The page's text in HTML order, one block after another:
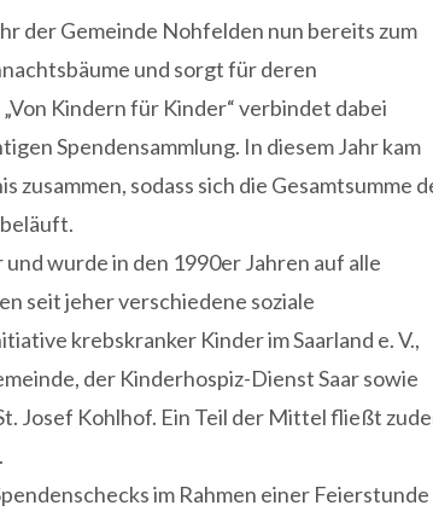
der Gemeinde Nohfelden nun bereits zum
und sorgt für deren
Kindern für Kinder“ verbindet dabei
Spendensammlung. In diesem Jahr kam
zusammen, sodass sich die Gesamtsumme
wurde in den 1990er Jahren auf alle
seit jeher verschiedene soziale
krebskranker Kinder im Saarland e. V.,
der Kinderhospiz-Dienst Saar sowie
Josef Kohlhof. Ein Teil der Mittel fließt
im Rahmen einer Feierstunde